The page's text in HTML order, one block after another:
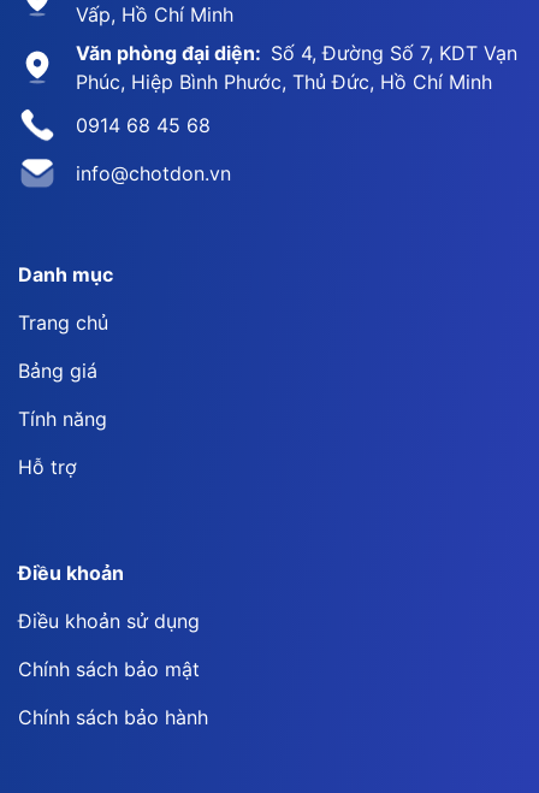
Vấp, Hồ Chí Minh
Văn phòng đại diện: Số 4, Đường Số 7, KDT Vạn
Phúc, Hiệp Bình Phước, Thủ Đức, Hồ Chí Minh
0914 68 45 68
info@chotdon.vn
Danh mục
Trang chủ
Bảng giá
Tính năng
Hỗ trợ
Điều khoản
Điều khoản sử dụng
Chính sách bảo mật
Chính sách bảo hành